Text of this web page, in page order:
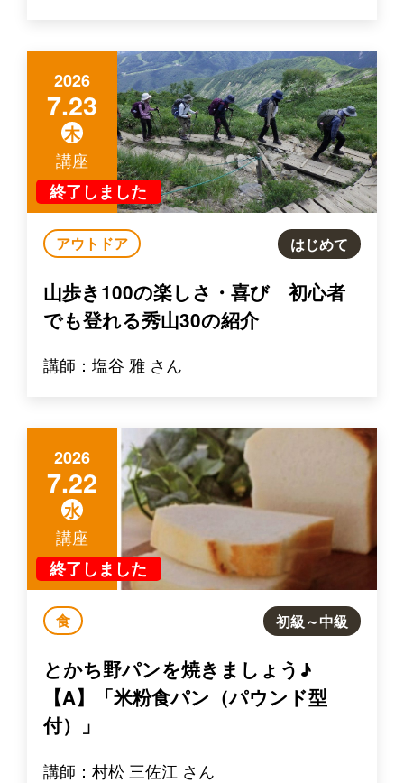
2026
7.23
木
終了しました
講座
アウトドア はじめて
山歩き100の楽しさ・喜び 初心者
でも登れる秀山30の紹介
講師：塩谷 雅 さん
2026
7.22
水
終了しました
講座
食 初級～中級
とかち野パンを焼きましょう♪
【A】「米粉食パン（パウンド型
付）」
講師：村松 三佐江 さん